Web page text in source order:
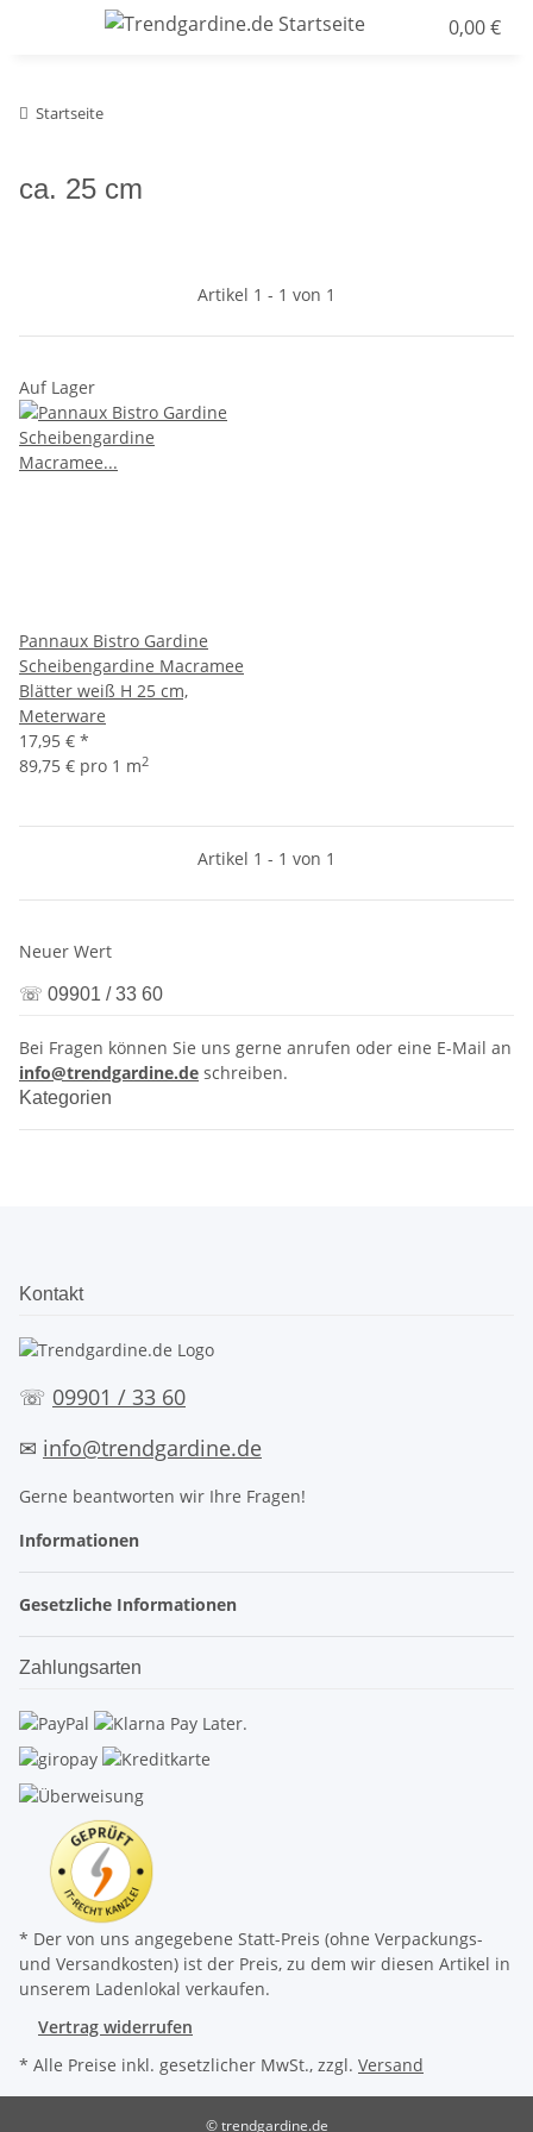
0,00 €
Startseite
ca. 25 cm
Artikel 1 - 1 von 1
Auf Lager
Pannaux Bistro Gardine
Scheibengardine Macramee
Blätter weiß H 25 cm,
Meterware
17,95 € *
89,75 € pro 1 m2
Artikel 1 - 1 von 1
Neuer Wert
☏ 09901 / 33 60
Bei Fragen können Sie uns gerne anrufen oder eine E-Mail an
info@trendgardine.de schreiben.
Kategorien
Kontakt
☏ 09901 / 33 60
✉ info@trendgardine.de
Gerne beantworten wir Ihre Fragen!
Informationen
Gesetzliche Informationen
Zahlungsarten
* Der von uns angegebene Statt-Preis (ohne Verpackungs-
und Versandkosten) ist der Preis, zu dem wir diesen Artikel in
unserem Ladenlokal verkaufen.
Vertrag widerrufen
* Alle Preise inkl. gesetzlicher MwSt., zzgl. Versand
© trendgardine.de